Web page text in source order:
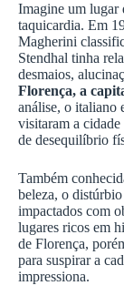
Imagine um lugar
taquicardia. Em
Magherini
Stendhal tinha
desmaios,
Florença, a
análise, o italiano
visitaram a
de desequilíbrio
Também
beleza, o
impactados com
lugares ricos em
de Florença,
para suspirar a
impressiona.